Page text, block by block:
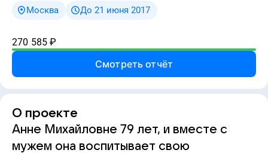
Москва До 21 июня 2017
270 585 ₽
Смотреть отчёт
О проекте
Анне Михайловне 79 лет, и вместе с
мужем она воспитывает свою